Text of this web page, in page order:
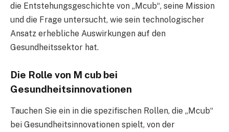
die Entstehungsgeschichte von „Mcub“, seine Mission
und die Frage untersucht, wie sein technologischer
Ansatz erhebliche Auswirkungen auf den
Gesundheitssektor hat.
Die Rolle von M cub bei
Gesundheitsinnovationen
Tauchen Sie ein in die spezifischen Rollen, die „Mcub“
bei Gesundheitsinnovationen spielt, von der